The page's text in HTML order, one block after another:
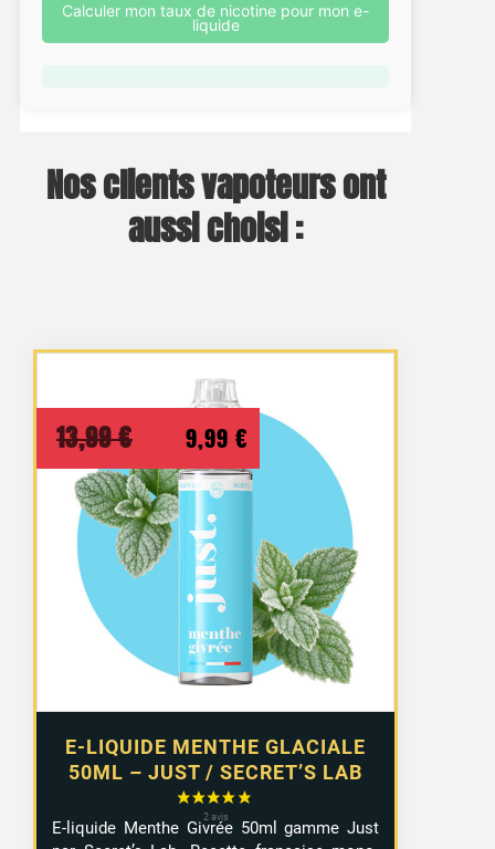
Calculer mon taux de nicotine pour mon e-
liquide
Nos clients vapoteurs ont
aussi choisi :
E-LIQUIDE MENTHE GLACIALE
50ML – JUST / SECRET’S LAB
13,99€
Le
prix
initial
était :
13,99 €.
9,99 €
prix
est :
9,99 €.
E-liquide Menthe Givrée 50ml gamme Just